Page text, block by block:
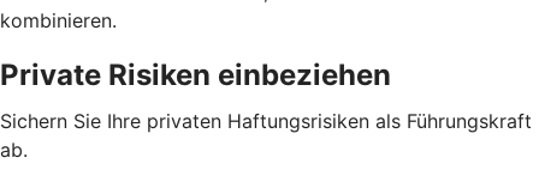
kombinieren.
Private Risiken einbeziehen
Sichern Sie Ihre privaten Haftungsrisiken als Führungskraft
ab.